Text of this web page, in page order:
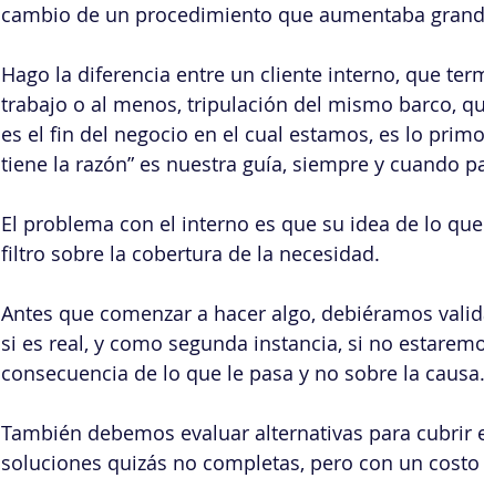
cambio de un procedimiento que aumentaba
Hago la diferencia entre un cliente interno, que
trabajo o al menos, tripulación del mismo barco,
es el fin del negocio en el cual estamos, es lo
tiene la razón” es nuestra guía, siempre y cuando
El problema con el interno es que su idea de lo
filtro sobre la cobertura de la necesidad.
Antes que comenzar a hacer algo, debiéramos
si es real, y como segunda instancia, si no
consecuencia de lo que le pasa y no sobre la causa.
También debemos evaluar alternativas para cubrir
soluciones quizás no completas, pero con un